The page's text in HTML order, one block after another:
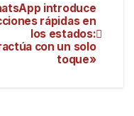
introduce
rápidas en
los estados:
con un solo
toque»